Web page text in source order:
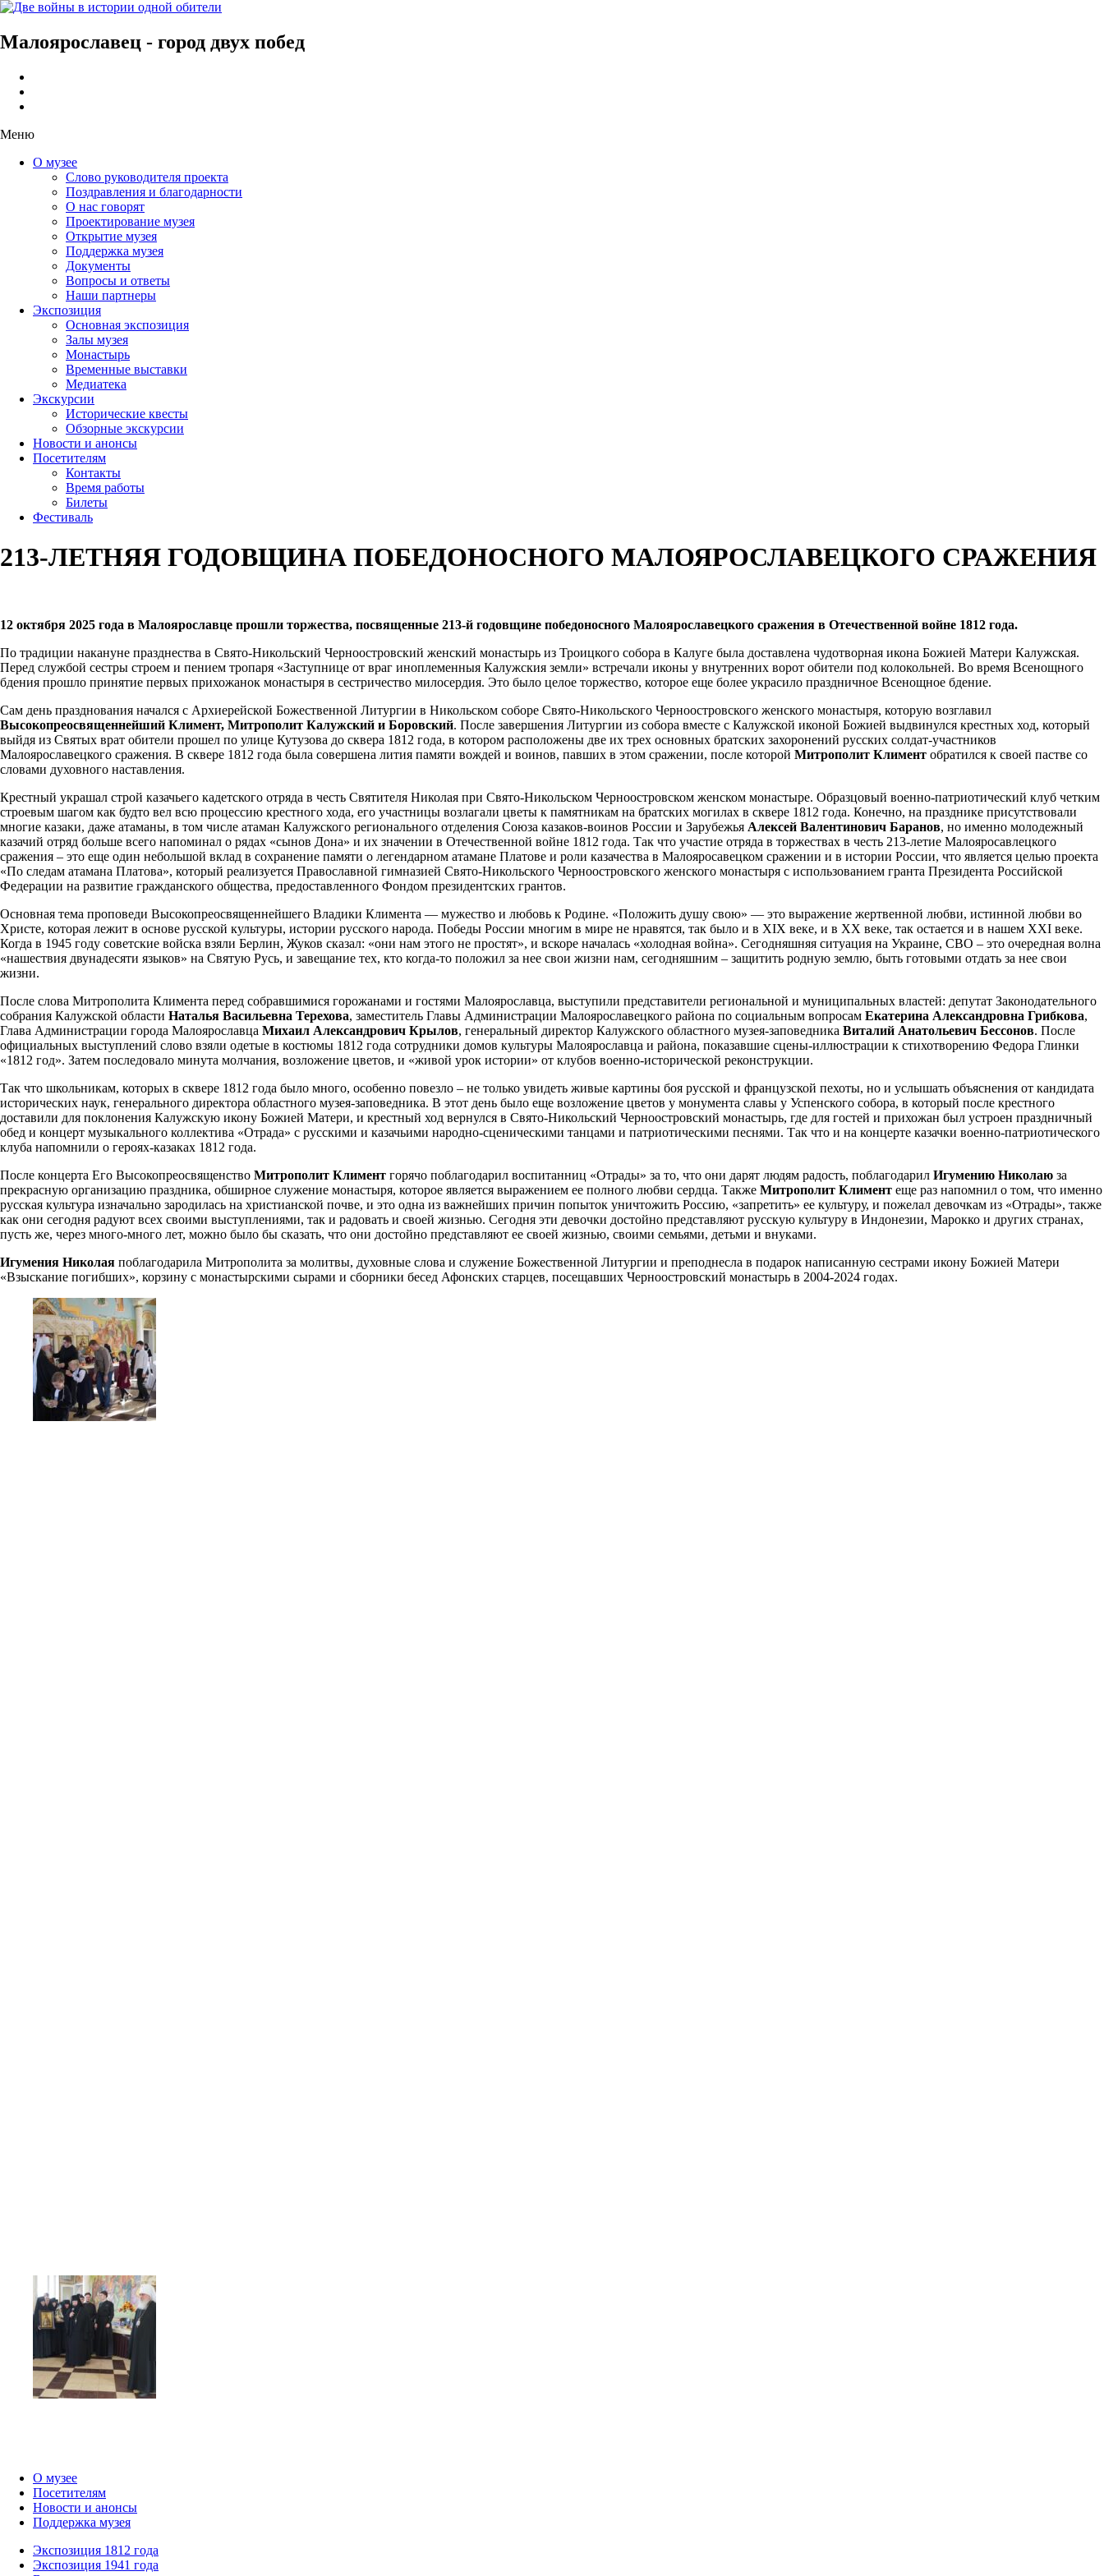
Малоярославец - город двух побед
Меню
О музее
Слово руководителя проекта
Поздравления и благодарности
О нас говорят
Проектирование музея
Открытие музея
Поддержка музея
Документы
Вопросы и ответы
Наши партнеры
Экспозиция
Основная экспозиция
Залы музея
Монастырь
Временные выставки
Медиатека
Экскурсии
Исторические квесты
Обзорные экскурсии
Новости и анонсы
Посетителям
Контакты
Время работы
Билеты
Фестиваль
213-ЛЕТНЯЯ ГОДОВЩИНА ПОБЕДОНОСНОГО МАЛОЯРОСЛАВЕЦКОГО СРАЖЕНИЯ
12 октября 2025 года в Малоярославце прошли торжества, посвященные 213-й годовщине победоносного Малоярославецкого сражения в Отечественной войне 1812 года.
По традиции накануне празднества в Свято-Никольский Черноостровский женский монастырь из Троицкого собора в Калуге была доставлена чудотворная икона Божией Матери Калужская.
Перед службой сестры строем и пением тропаря «Заступнице от враг иноплеменныя Калужския земли» встречали иконы у внутренних ворот обители под колокольней. Во время Всенощного
бдения прошло принятие первых прихожанок монастыря в сестричество милосердия. Это было целое торжество, которое еще более украсило праздничное Всенощное бдение.
Сам день празднования начался с Архиерейской Божественной Литургии в Никольском соборе Свято-Никольского Черноостровского женского монастыря, которую возглавил
Высокопреосвященнейший Климент, Митрополит Калужский и Боровский. После завершения Литургии из собора вместе с Калужской иконой Божией выдвинулся крестных ход, который
выйдя из Святых врат обители прошел по улице Кутузова до сквера 1812 года, в котором расположены две их трех основных братских захоронений русских солдат-участников
Малоярославецкого сражения. В сквере 1812 года была совершена лития памяти вождей и воинов, павших в этом сражении, после которой Митрополит Климент обратился к своей пастве со
словами духовного наставления.
Крестный украшал строй казачьего кадетского отряда в честь Святителя Николая при Свято-Никольском Черноостровском женском монастыре. Образцовый военно-патриотический клуб четким
строевым шагом как будто вел всю процессию крестного хода, его участницы возлагали цветы к памятникам на братских могилах в сквере 1812 года. Конечно, на празднике присутствовали
многие казаки, даже атаманы, в том числе атаман Калужского регионального отделения Союза казаков-воинов России и Зарубежья Алексей Валентинович Баранов, но именно молодежный
казачий отряд больше всего напоминал о рядах «сынов Дона» и их значении в Отечественной войне 1812 года. Так что участие отряда в торжествах в честь 213-летие Малояросавлецкого
сражения – это еще один небольшой вклад в сохранение памяти о легендарном атамане Платове и роли казачества в Малояросавецком сражении и в истории России, что является целью проекта
«По следам атамана Платова», который реализуется Православной гимназией Свято-Никольского Черноостровского женского монастыря с использованием гранта Президента Российской
Федерации на развитие гражданского общества, предоставленного Фондом президентских грантов.
Основная тема проповеди Высокопреосвященнейшего Владики Климента — мужество и любовь к Родине. «Положить душу свою» — это выражение жертвенной любви, истинной любви во
Христе, которая лежит в основе русской культуры, истории русского народа. Победы России многим в мире не нравятся, так было и в XIX веке, и в XX веке, так остается и в нашем XXI веке.
Когда в 1945 году советские войска взяли Берлин, Жуков сказал: «они нам этого не простят», и вскоре началась «холодная война». Сегодняшняя ситуация на Украине, СВО – это очередная волна
«нашествия двунадесяти языков» на Святую Русь, и завещание тех, кто когда-то положил за нее свои жизни нам, сегодняшним – защитить родную землю, быть готовыми отдать за нее свои
жизни.
После слова Митрополита Климента перед собравшимися горожанами и гостями Малоярославца, выступили представители региональной и муниципальных властей: депутат Законодательного
собрания Калужской области Наталья Васильевна Терехова, заместитель Главы Администрации Малоярославецкого района по социальным вопросам Екатерина Александровна Грибкова,
Глава Администрации города Малоярославца Михаил Александрович Крылов, генеральный директор Калужского областного музея-заповедника Виталий Анатольевич Бессонов. После
официальных выступлений слово взяли одетые в костюмы 1812 года сотрудники домов культуры Малоярославца и района, показавшие сцены-иллюстрации к стихотворению Федора Глинки
«1812 год». Затем последовало минута молчания, возложение цветов, и «живой урок истории» от клубов военно-исторической реконструкции.
Так что школьникам, которых в сквере 1812 года было много, особенно повезло – не только увидеть живые картины боя русской и французской пехоты, но и услышать объяснения от кандидата
исторических наук, генерального директора областного музея-заповедника. В этот день было еще возложение цветов у монумента славы у Успенского собора, в который после крестного
доставили для поклонения Калужскую икону Божией Матери, и крестный ход вернулся в Свято-Никольский Черноостровский монастырь, где для гостей и прихожан был устроен праздничный
обед и концерт музыкального коллектива «Отрада» с русскими и казачьими народно-сценическими танцами и патриотическими песнями. Так что и на концерте казачки военно-патриотического
клуба напомнили о героях-казаках 1812 года.
После концерта Его Высокопреосвященство Митрополит Климент горячо поблагодарил воспитанниц «Отрады» за то, что они дарят людям радость, поблагодарил Игумению Николаю за
прекрасную организацию праздника, обширное служение монастыря, которое является выражением ее полного любви сердца. Также Митрополит Климент еще раз напомнил о том, что именно
русская культура изначально зародилась на христианской почве, и это одна из важнейших причин попыток уничтожить Россию, «запретить» ее культуру, и пожелал девочкам из «Отрады», также
как они сегодня радуют всех своими выступлениями, так и радовать и своей жизнью. Сегодня эти девочки достойно представляют русскую культуру в Индонезии, Марокко и других странах,
пусть же, через много-много лет, можно было бы сказать, что они достойно представляют ее своей жизнью, своими семьями, детьми и внуками.
Игумения Николая поблагодарила Митрополита за молитвы, духовные слова и служение Божественной Литургии и преподнесла в подарок написанную сестрами икону Божией Матери
«Взыскание погибших», корзину с монастырскими сырами и сборники бесед Афонских старцев, посещавших Черноостровский монастырь в 2004-2024 годах.
О музее
Посетителям
Новости и анонсы
Поддержка музея
Экспозиция 1812 года
Экспозиция 1941 года